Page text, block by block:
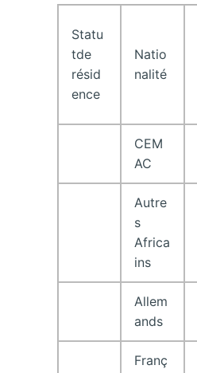
Statu
tde
résid
ence
Natio
nalité
CEM
AC
Autre
s
Africa
ins
Allem
ands
Franç